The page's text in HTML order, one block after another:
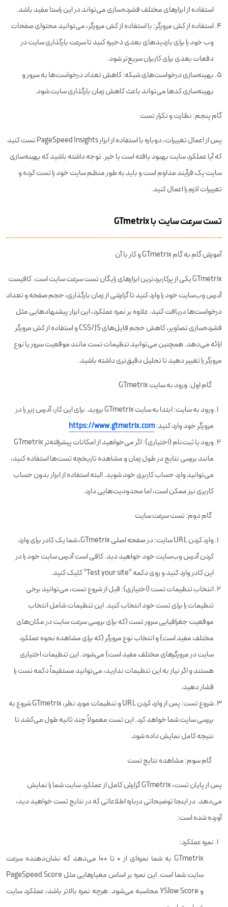
استفاده از ابزارهای مختلف فشرده‌سازی می‌تواند در این راستا مفید باشد.
استفاده از کش مرورگر: با استفاده از کش مرورگر، می‌توانید محتوای صفحات
وب خود را برای بازدیدهای بعدی ذخیره کنید تا سرعت بارگذاری سایت در
دفعات بعدی برای کاربران سریع‌تر شود.
بهینه‌سازی درخواست‌های شبکه: کاهش تعداد درخواست‌ها به سرور و
بهینه‌سازی کدها می‌تواند باعث کاهش زمان بارگذاری سایت شود.
گام پنجم: نظارت و تکرار تست
پس از اعمال تغییرات، دوباره با استفاده از ابزار PageSpeed Insights تست کنید
که آیا عملکرد سایت بهبود یافته است یا خیر. توجه داشته باشید که بهینه‌سازی
سایت یک فرآیند مداوم است و باید به طور منظم سایت خود را تست کرده و
تغییرات لازم را اعمال کنید.
تست سرعت سایت با GTmetrix
آموزش گام به گام GTmetrix و کار با آن
GTmetrix یکی از پرکاربردترین ابزارهای رایگان تست سرعت سایت است. کافیست
آدرس وب‌سایت خود را وارد کنید تا گزارشی از زمان بارگذاری، حجم صفحه و تعداد
درخواست‌ها دریافت کنید. علاوه بر نمره عملکرد، این ابزار پیشنهادهایی مثل
فشرده‌سازی تصاویر، کاهش حجم فایل‌های CSS/JS و استفاده از کش مرورگر
ارائه می‌دهد. همچنین می‌توانید تنظیمات تست مانند موقعیت سرور یا نوع
مرورگر را تغییر دهید تا تحلیل دقیق‌تری داشته باشید.
گام اول: ورود به سایت GTmetrix
ورود به سایت: ابتدا به سایت GTmetrix بروید. برای این کار، آدرس زیر را در
مرورگر خود وارد کنید:https://www.gtmetrix.com
ورود یا ثبت‌نام (اختیاری): اگر می‌خواهید از امکانات پیشرفته‌تر GTmetrix
مانند بررسی نتایج در طول زمان و مشاهده تاریخچه تست‌ها استفاده کنید،
می‌توانید وارد حساب کاربری خود شوید. البته استفاده از ابزار بدون حساب
کاربری نیز ممکن است، اما محدودیت‌هایی دارد.
گام دوم: تست سرعت سایت
وارد کردن URL سایت: در صفحه اصلی GTmetrix، شما یک کادر برای وارد
کردن آدرس وب‌سایت خود خواهید دید. کافی است آدرس سایت خود را در
این کادر وارد کنید و روی دکمه “Test your site” کلیک کنید.
انتخاب تنظیمات تست (اختیاری): قبل از شروع تست، می‌توانید برخی
تنظیمات را برای تست خود انتخاب کنید. این تنظیمات شامل انتخاب
موقعیت جغرافیایی سرور تست (که برای بررسی سرعت سایت در مکان‌های
مختلف مفید است) و انتخاب نوع مرورگر (که برای مشاهده نحوه عملکرد
سایت در مرورگرهای مختلف مفید است) می‌شود. این تنظیمات اختیاری
هستند و اگر نیاز به این تنظیمات ندارید، می‌توانید مستقیماً دکمه تست را
فشار دهید.
شروع تست: پس از وارد کردن URL و تنظیمات مورد نظر، GTmetrix شروع به
بررسی سایت شما خواهد کرد. این تست معمولاً چند ثانیه طول می‌کشد تا
نتیجه کامل نمایش داده شود.
گام سوم: مشاهده نتایج تست
پس از پایان تست، GTmetrix گزارش کامل از عملکرد سایت شما را نمایش
می‌دهد. در اینجا توضیحاتی درباره اطلاعاتی که در نتایج تست خواهید دید،
آورده شده است:
نمره عملکرد:
GTmetrix به شما نمره‌ای از 0 تا 100 می‌دهد که نشان‌دهنده سرعت
سایت شما است. این نمره بر اساس معیارهایی مثل PageSpeed Score
و YSlow Score محاسبه می‌شود. هرچه نمره بالاتر باشد، عملکرد سایت